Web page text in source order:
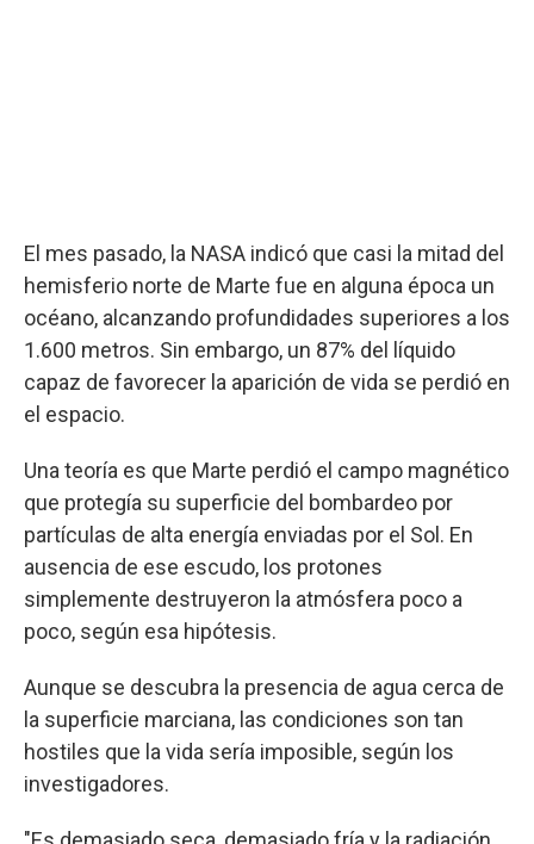
El mes pasado, la NASA indicó que casi la mitad del
hemisferio norte de Marte fue en alguna época un
océano, alcanzando profundidades superiores a los
1.600 metros. Sin embargo, un 87% del líquido
capaz de favorecer la aparición de vida se perdió en
el espacio.
Una teoría es que Marte perdió el campo magnético
que protegía su superficie del bombardeo por
partículas de alta energía enviadas por el Sol. En
ausencia de ese escudo, los protones
simplemente destruyeron la atmósfera poco a
poco, según esa hipótesis.
Aunque se descubra la presencia de agua cerca de
la superficie marciana, las condiciones son tan
hostiles que la vida sería imposible, según los
investigadores.